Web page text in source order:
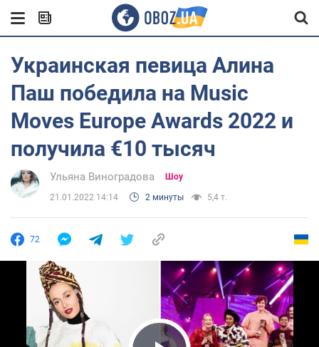
Украинская певица Алина
Паш победила на Music
Moves Europe Awards 2022 и
получила €10 тысяч
Ульяна Виноградова Шоу
21.01.2022 14:14 2 минуты 5,4 т.
72